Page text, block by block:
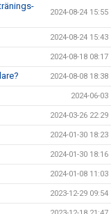
2024-08-24 15:55
2024-08-24 15:43
2024-08-18 08:17
2024-08-08 18:38
2024-06-03
2024-03-26 22:29
2024-01-30 18:23
2024-01-30 18:16
2024-01-08 11:03
2023-12-29 09:54